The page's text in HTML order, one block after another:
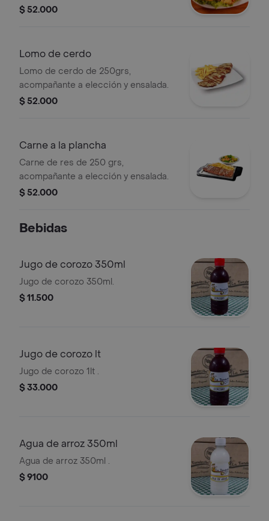
$ 52.000
Lomo de cerdo
Lomo de cerdo de 250grs,
acompañante a elección y ensalada.
$ 52.000
Carne a la plancha
Carne de res de 250 grs,
acompañante a elección y ensalada.
$ 52.000
Bebidas
Jugo de corozo 350ml
Jugo de corozo 350ml.
$ 11.500
Jugo de corozo lt
Jugo de corozo 1lt .
$ 33.000
Agua de arroz 350ml
Agua de arroz 350ml .
$ 9100